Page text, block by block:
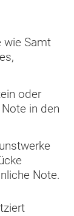
wie Samt
oder
in den
Note.